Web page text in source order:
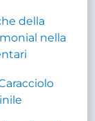
della
nella